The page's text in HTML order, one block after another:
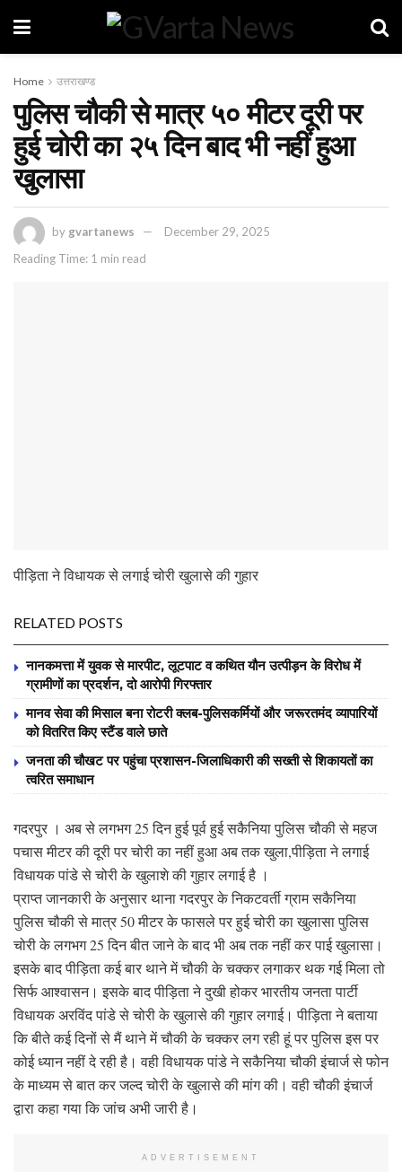
Home उत्तराखण्ड
पुलिस चौकी से मात्र ५० मीटर दूरी पर
हुई चोरी का २५ दिन बाद भी नहीं हुआ
खुलासा
by gvartanews
December 29, 2025
Reading Time: 1 min read
पीड़िता ने विधायक से लगाई चोरी खुलासे की गुहार
RELATED POSTS
नानकमत्ता में युवक से मारपीट, लूटपाट व कथित यौन उत्पीड़न के विरोध में
ग्रामीणों का प्रदर्शन, दो आरोपी गिरफ्तार
मानव सेवा की मिसाल बना रोटरी क्लब-पुलिसकर्मियों और जरूरतमंद व्यापारियों
को वितरित किए स्टैंड वाले छाते
जनता की चौखट पर पहुंचा प्रशासन-जिलाधिकारी की सख्ती से शिकायतों का
त्वरित समाधान
गदरपुर । अब से लगभग 25 दिन हुई पूर्व हुई सकैनिया पुलिस चौकी से महज
पचास मीटर की दूरी पर चोरी का नहीं हुआ अब तक खुला,पीड़िता ने लगाई
विधायक पांडे से चोरी के खुलाशे की गुहार लगाई है ।
प्राप्त जानकारी के अनुसार थाना गदरपुर के निकटवर्ती ग्राम सकैनिया
पुलिस चौकी से मात्र 50 मीटर के फासले पर हुई चोरी का खुलासा पुलिस
चोरी के लगभग 25 दिन बीत जाने के बाद भी अब तक नहीं कर पाई खुलासा।
इसके बाद पीड़िता कई बार थाने में चौकी के चक्कर लगाकर थक गई मिला तो
सिर्फ आश्वासन। इसके बाद पीड़िता ने दुखी होकर भारतीय जनता पार्टी
विधायक अरविंद पांडे से चोरी के खुलासे की गुहार लगाई। पीड़िता ने बताया
कि बीते कई दिनों से मैं थाने में चौकी के चक्कर लग रही हूं पर पुलिस इस पर
कोई ध्यान नहीं दे रही है। वही विधायक पांडे ने सकैनिया चौकी इंचार्ज से फोन
के माध्यम से बात कर जल्द चोरी के खुलासे की मांग की। वही चौकी इंचार्ज
द्वारा कहा गया कि जांच अभी जारी है।
ADVERTISEMENT